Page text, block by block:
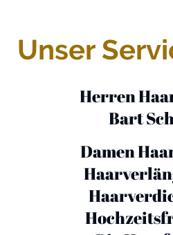
Unser
Herren
Bart
Damen